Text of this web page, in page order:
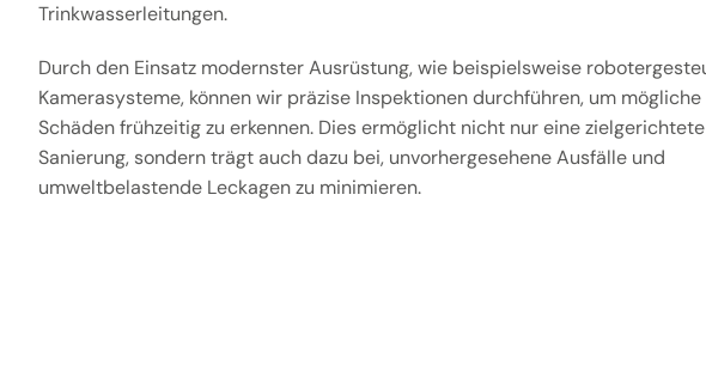
Trinkwasserleitungen.
Durch den Einsatz modernster Ausrüstung, wie beispielsweise
Kamerasysteme, können wir präzise Inspektionen durchführen, um mögliche
Schäden frühzeitig zu erkennen. Dies ermöglicht nicht nur eine zielgerichtete
Sanierung, sondern trägt auch dazu bei, unvorhergesehene Ausfälle und
umweltbelastende Leckagen zu minimieren.